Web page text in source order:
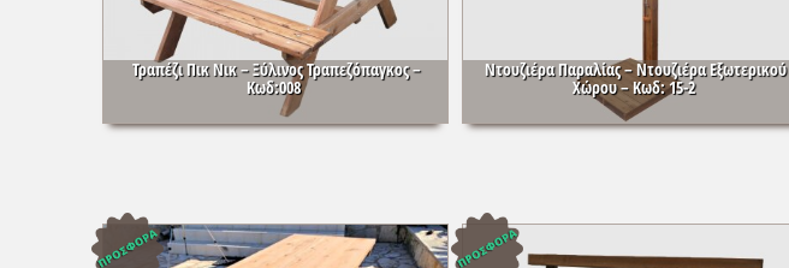
Τραπέζι Πικ Νικ – Ξύλινος Τραπεζόπαγκος –
Κωδ:008
Ντουζιέρα Παραλίας – Ντουζιέρα Εξωτερικού
Χώρου – Κωδ: 15-2